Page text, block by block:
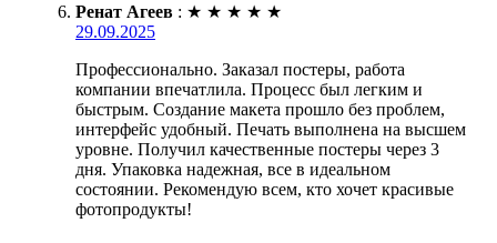
Ренат Агеев : ★ ★ ★ ★ ★
29.09.2025
Профессионально. Заказал постеры, работа
компании впечатлила. Процесс был легким и
быстрым. Создание макета прошло без проблем,
интерфейс удобный. Печать выполнена на высшем
уровне. Получил качественные постеры через 3
дня. Упаковка надежная, все в идеальном
состоянии. Рекомендую всем, кто хочет красивые
фотопродукты!